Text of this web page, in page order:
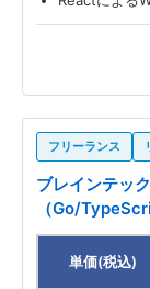
フリーランス
ブレインテッ
（Go/
単価(税込)